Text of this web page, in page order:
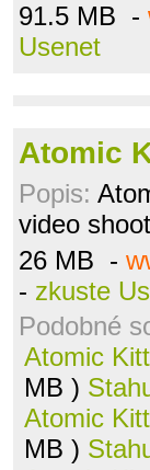
91.5 MB -
Usenet
Atomic
Popis:
video
26 MB -
- zkuste
Podobné
Atomic
MB )
Atomic
MB )